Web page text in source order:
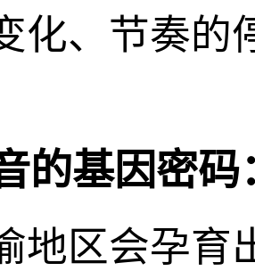
化、节奏的
的基因密
地区会孕育